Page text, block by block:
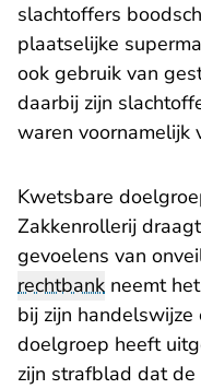
slachtoffers
plaatselijke
ook gebruik van
daarbij zijn
waren voornamelijk
Kwetsbare
Zakkenrollerij
gevoelens van
rechtbank neemt
bij zijn
doelgroep heeft
zijn strafblad dat